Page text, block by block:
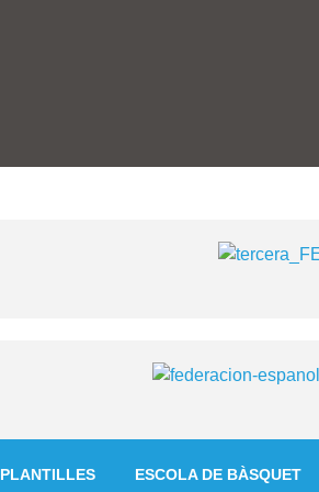
PLANTILLES ESCOLA DE BÀSQUET